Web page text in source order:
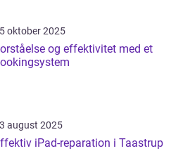
oktober 2025
og effektivitet med et
august 2025
iPad-reparation i Taastrup